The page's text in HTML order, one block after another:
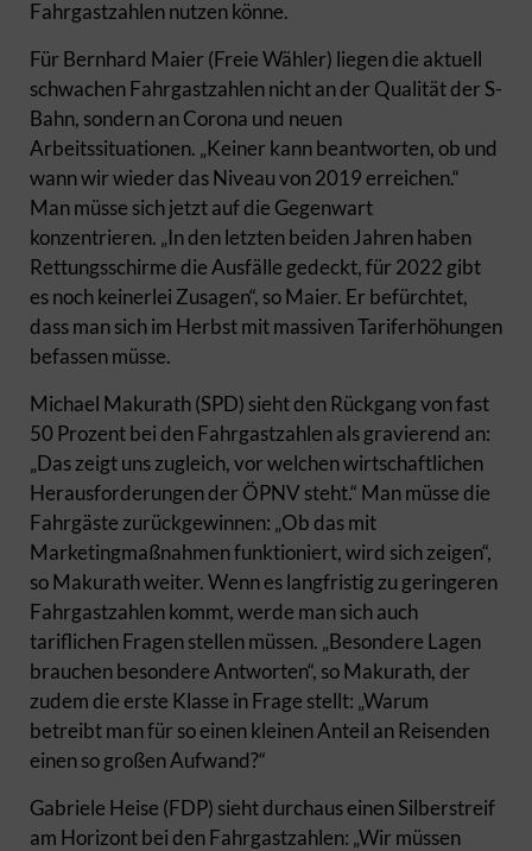
Fahrgastzahlen nutzen könne.
Für Bernhard Maier (Freie Wähler) liegen die aktuell
schwachen Fahrgastzahlen nicht an der Qualität der S-
Bahn, sondern an Corona und neuen
Arbeitssituationen. „Keiner kann beantworten, ob und
wann wir wieder das Niveau von 2019 erreichen.“
Man müsse sich jetzt auf die Gegenwart
konzentrieren. „In den letzten beiden Jahren haben
Rettungsschirme die Ausfälle gedeckt, für 2022 gibt
es noch keinerlei Zusagen“, so Maier. Er befürchtet,
dass man sich im Herbst mit massiven Tariferhöhungen
befassen müsse.
Michael Makurath (SPD) sieht den Rückgang von fast
50 Prozent bei den Fahrgastzahlen als gravierend an:
„Das zeigt uns zugleich, vor welchen wirtschaftlichen
Herausforderungen der ÖPNV steht.“ Man müsse die
Fahrgäste zurückgewinnen: „Ob das mit
Marketingmaßnahmen funktioniert, wird sich zeigen“,
so Makurath weiter. Wenn es langfristig zu geringeren
Fahrgastzahlen kommt, werde man sich auch
tariflichen Fragen stellen müssen. „Besondere Lagen
brauchen besondere Antworten“, so Makurath, der
zudem die erste Klasse in Frage stellt: „Warum
betreibt man für so einen kleinen Anteil an Reisenden
einen so großen Aufwand?“
Gabriele Heise (FDP) sieht durchaus einen Silberstreif
am Horizont bei den Fahrgastzahlen: „Wir müssen